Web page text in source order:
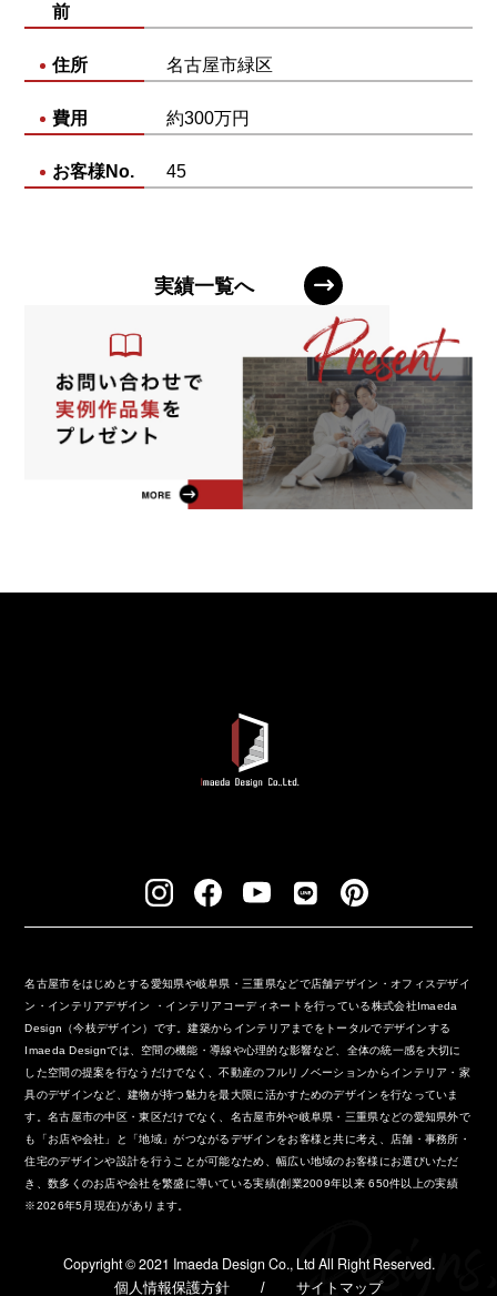
前
住所 名古屋市緑区
費用 約300万円
お客様No. 45
実績一覧へ
名古屋市をはじめとする愛知県や岐阜県・三重県などで店舗デザイン・オフィスデザイ
ン・インテリアデザイン ・インテリアコーディネートを行っている株式会社Imaeda
Design（今枝デザイン）です。建築からインテリアまでをトータルでデザインする
Imaeda Designでは、空間の機能・導線や心理的な影響など、全体の統一感を大切に
した空間の提案を行なうだけでなく、不動産のフルリノベーションからインテリア・家
具のデザインなど、建物が持つ魅力を最大限に活かすためのデザインを行なっていま
す。名古屋市の中区・東区だけでなく、名古屋市外や岐阜県・三重県などの愛知県外で
も「お店や会社」と「地域」がつながるデザインをお客様と共に考え、店舗・事務所・
住宅のデザインや設計を行うことが可能なため、幅広い地域のお客様にお選びいただ
き、数多くのお店や会社を繁盛に導いている実績(創業2009年以来 650件以上の実績
※2026年5月現在)があります。
Copyright ©︎ 2021 Imaeda Design Co., Ltd All Right Reserved.
個人情報保護方針 / サイトマップ